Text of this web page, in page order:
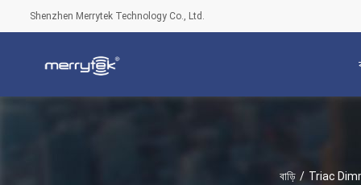
Shenzhen Merrytek Technology Co., Ltd.
বাড়ি / Triac